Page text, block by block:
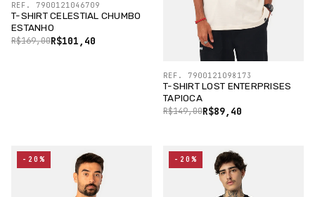
T-SHIRT CELESTIAL CHUMBO
ESTANHO
R$101,40
R$169,00
REF. 7900121046709
T-SHIRT LOST ENTERPRISES
TAPIOCA
R$89,40
R$149,00
REF. 7900121098173
-20% -20%